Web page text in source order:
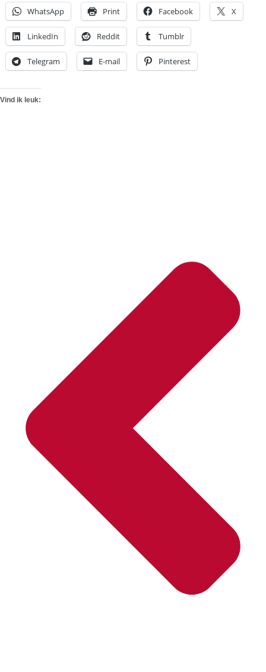
WhatsApp Print Facebook X
LinkedIn Reddit Tumblr
Telegram E-mail Pinterest
Vind ik leuk: